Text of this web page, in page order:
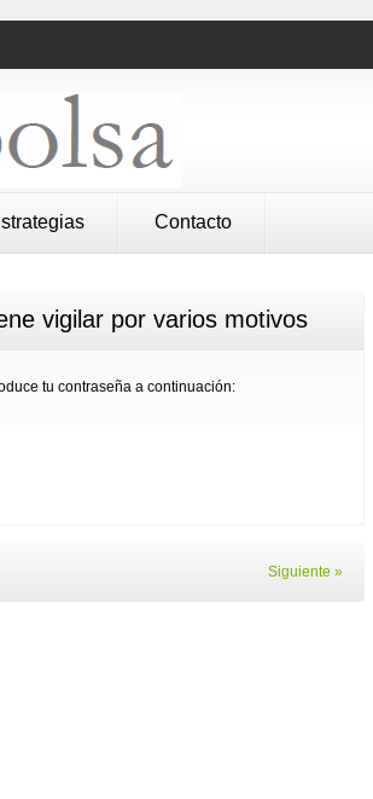
Contacto
vigilar por varios motivos
tu contraseña a continuación:
Siguiente »